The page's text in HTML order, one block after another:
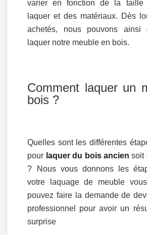
varier en fonction de la taille
laquer et des matériaux. Dès
achetés, nous pouvons ainsi
laquer notre meuble en bois.
Comment laquer un
bois ?
Quelles sont les différentes
pour laquer du bois ancien soit
? Nous vous donnons les
votre laquage de meuble
pouvez faire la demande de
professionnel pour avoir un
surprise